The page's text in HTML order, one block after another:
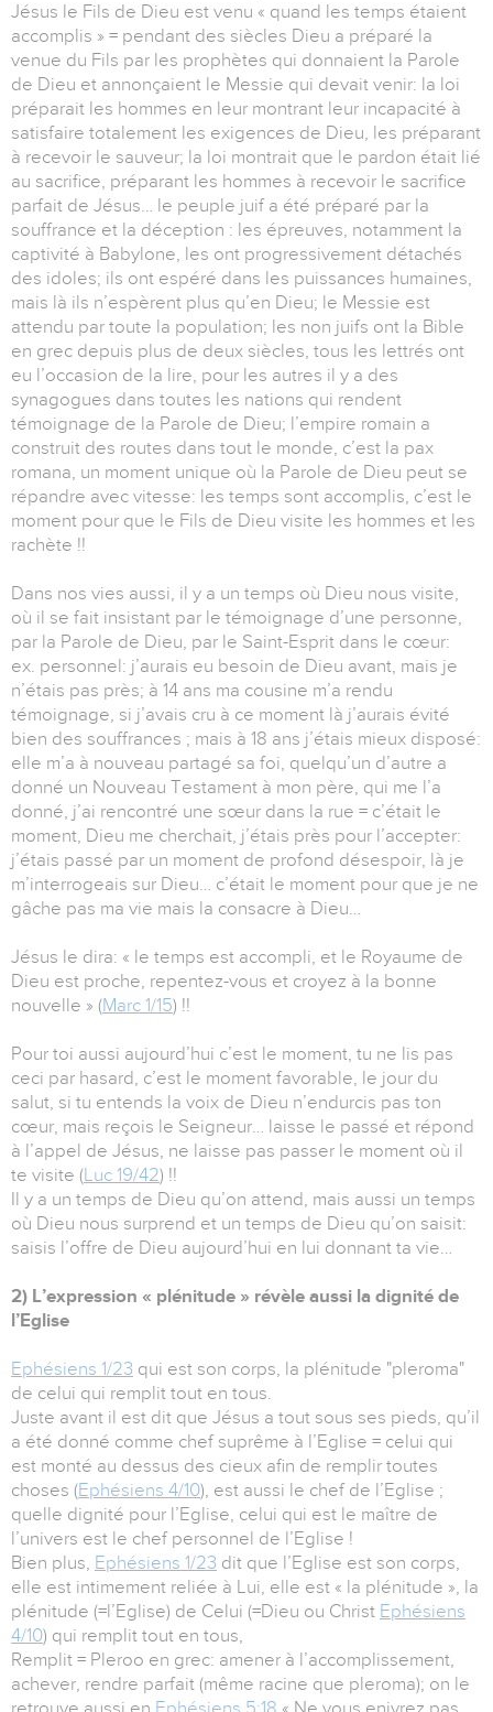
Jésus le Fils de Dieu est venu « quand les temps étaient
accomplis » = pendant des siècles Dieu a préparé la
venue du Fils par les prophètes qui donnaient la Parole
de Dieu et annonçaient le Messie qui devait venir: la loi
préparait les hommes en leur montrant leur incapacité à
satisfaire totalement les exigences de Dieu, les préparant
à recevoir le sauveur; la loi montrait que le pardon était lié
au sacrifice, préparant les hommes à recevoir le sacrifice
parfait de Jésus… le peuple juif a été préparé par la
souffrance et la déception : les épreuves, notamment la
captivité à Babylone, les ont progressivement détachés
des idoles; ils ont espéré dans les puissances humaines,
mais là ils n’espèrent plus qu’en Dieu; le Messie est
attendu par toute la population; les non juifs ont la Bible
en grec depuis plus de deux siècles, tous les lettrés ont
eu l’occasion de la lire, pour les autres il y a des
synagogues dans toutes les nations qui rendent
témoignage de la Parole de Dieu; l’empire romain a
construit des routes dans tout le monde, c’est la pax
romana, un moment unique où la Parole de Dieu peut se
répandre avec vitesse: les temps sont accomplis, c’est le
moment pour que le Fils de Dieu visite les hommes et les
rachète !!
Dans nos vies aussi, il y a un temps où Dieu nous visite,
où il se fait insistant par le témoignage d’une personne,
par la Parole de Dieu, par le Saint-Esprit dans le cœur:
ex. personnel: j’aurais eu besoin de Dieu avant, mais je
n’étais pas près; à 14 ans ma cousine m’a rendu
témoignage, si j’avais cru à ce moment là j’aurais évité
bien des souffrances ; mais à 18 ans j’étais mieux disposé:
elle m’a à nouveau partagé sa foi, quelqu’un d’autre a
donné un Nouveau Testament à mon père, qui me l’a
donné, j’ai rencontré une sœur dans la rue = c’était le
moment, Dieu me cherchait, j’étais près pour l’accepter:
j’étais passé par un moment de profond désespoir, là je
m’interrogeais sur Dieu… c’était le moment pour que je ne
gâche pas ma vie mais la consacre à Dieu…
Jésus le dira: « le temps est accompli, et le Royaume de
Dieu est proche, repentez-vous et croyez à la bonne
nouvelle » (Marc 1/15) !!
Pour toi aussi aujourd’hui c’est le moment, tu ne lis pas
ceci par hasard, c’est le moment favorable, le jour du
salut, si tu entends la voix de Dieu n’endurcis pas ton
cœur, mais reçois le Seigneur… laisse le passé et répond
à l’appel de Jésus, ne laisse pas passer le moment où il
te visite (Luc 19/42) !!
Il y a un temps de Dieu qu’on attend, mais aussi un temps
où Dieu nous surprend et un temps de Dieu qu’on saisit:
saisis l’offre de Dieu aujourd’hui en lui donnant ta vie…
2) L’expression « plénitude » révèle aussi la dignité de
l’Eglise
Ephésiens 1/23 qui est son corps, la plénitude "pleroma"
de celui qui remplit tout en tous.
Juste avant il est dit que Jésus a tout sous ses pieds, qu’il
a été donné comme chef suprême à l’Eglise = celui qui
est monté au dessus des cieux afin de remplir toutes
choses (Ephésiens 4/10), est aussi le chef de l’Eglise ;
quelle dignité pour l’Eglise, celui qui est le maître de
l’univers est le chef personnel de l’Eglise !
Bien plus, Ephésiens 1/23 dit que l’Eglise est son corps,
elle est intimement reliée à Lui, elle est « la plénitude », la
plénitude (=l’Eglise) de Celui (=Dieu ou Christ Ephésiens
4/10) qui remplit tout en tous,
Remplit = Pleroo en grec: amener à l’accomplissement,
achever, rendre parfait (même racine que pleroma); on le